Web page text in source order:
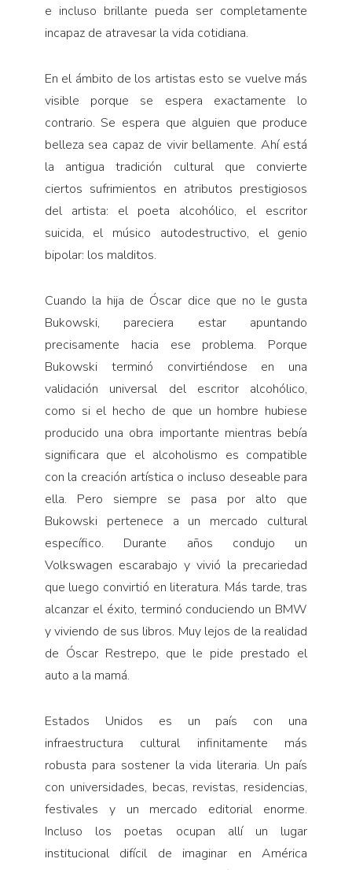
e incluso brillante pueda ser completamente
incapaz de atravesar la vida cotidiana.
En el ámbito de los artistas esto se vuelve más
visible porque se espera exactamente lo
contrario. Se espera que alguien que produce
belleza sea capaz de vivir bellamente. Ahí está
la antigua tradición cultural que convierte
ciertos sufrimientos en atributos prestigiosos
del artista: el poeta alcohólico, el escritor
suicida, el músico autodestructivo, el genio
bipolar: los malditos.
Cuando la hija de Óscar dice que no le gusta
Bukowski, pareciera estar apuntando
precisamente hacia ese problema. Porque
Bukowski terminó convirtiéndose en una
validación universal del escritor alcohólico,
como si el hecho de que un hombre hubiese
producido una obra importante mientras bebía
significara que el alcoholismo es compatible
con la creación artística o incluso deseable para
ella. Pero siempre se pasa por alto que
Bukowski pertenece a un mercado cultural
específico. Durante años condujo un
Volkswagen escarabajo y vivió la precariedad
que luego convirtió en literatura. Más tarde, tras
alcanzar el éxito, terminó conduciendo un BMW
y viviendo de sus libros. Muy lejos de la realidad
de Óscar Restrepo, que le pide prestado el
auto a la mamá.
Estados Unidos es un país con una
infraestructura cultural infinitamente más
robusta para sostener la vida literaria. Un país
con universidades, becas, revistas, residencias,
festivales y un mercado editorial enorme.
Incluso los poetas ocupan allí un lugar
institucional difícil de imaginar en América